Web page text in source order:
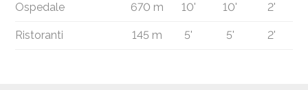
Ospedale 670 m 10' 10' 2'
Ristoranti 145 m 5' 5' 2'